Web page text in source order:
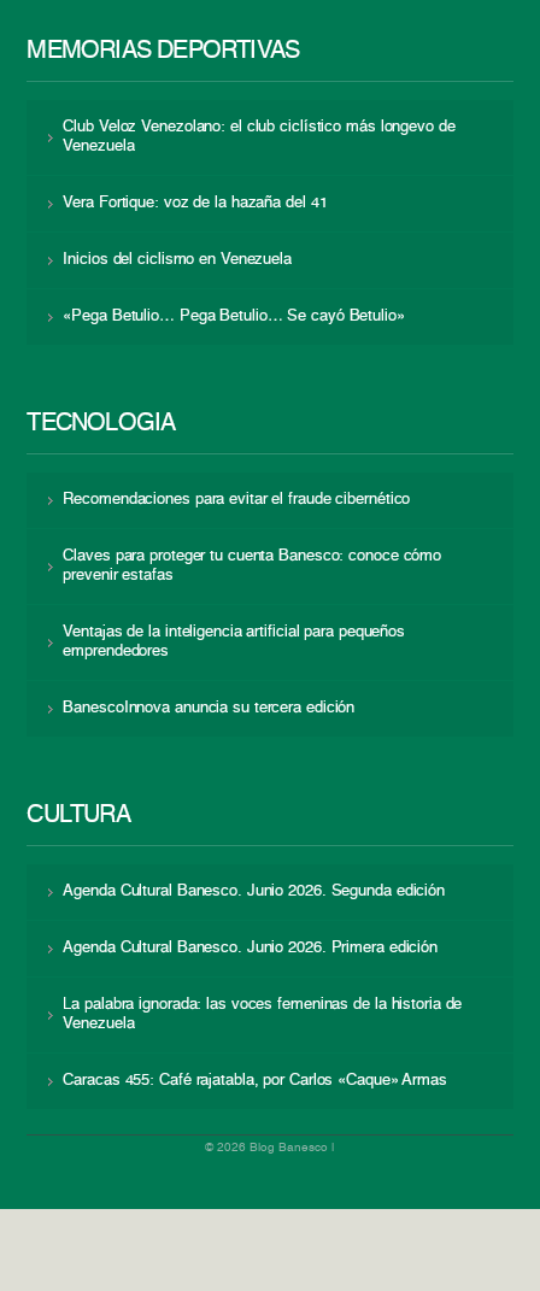
MEMORIAS DEPORTIVAS
Club Veloz Venezolano: el club ciclístico más longevo de
Venezuela
Vera Fortique: voz de la hazaña del 41
Inicios del ciclismo en Venezuela
«Pega Betulio… Pega Betulio… Se cayó Betulio»
TECNOLOGÍA
Recomendaciones para evitar el fraude cibernético
Claves para proteger tu cuenta Banesco: conoce cómo
prevenir estafas
Ventajas de la inteligencia artificial para pequeños
emprendedores
BanescoInnova anuncia su tercera edición
CULTURA
Agenda Cultural Banesco. Junio 2026. Segunda edición
Agenda Cultural Banesco. Junio 2026. Primera edición
La palabra ignorada: las voces femeninas de la historia de
Venezuela
Caracas 455: Café rajatabla, por Carlos «Caque» Armas
© 2026 Blog Banesco |